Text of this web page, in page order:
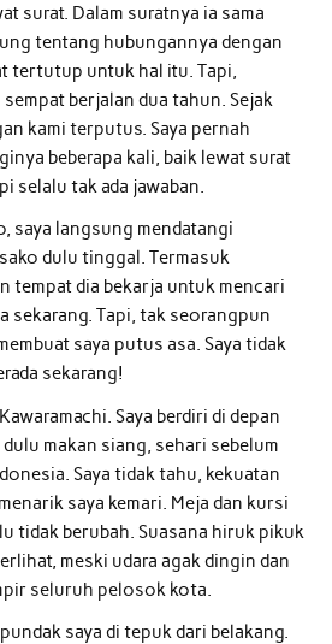
surat. Dalam suratnya ia sama
tentang hubungannya dengan
tertutup untuk hal itu. Tapi,
berjalan dua tahun. Sejak
kami terputus. Saya pernah
beberapa kali, baik lewat surat
selalu tak ada jawaban.
saya langsung mendatangi
dulu tinggal. Termasuk
tempat dia bekarja untuk mencari
sekarang. Tapi, tak seorangpun
saya putus asa. Saya tidak
sekarang!
Saya berdiri di depan
makan siang, sehari sebelum
Saya tidak tahu, kekuatan
saya kemari. Meja dan kursi
tidak berubah. Suasana hiruk pikuk
meski udara agak dingin dan
seluruh pelosok kota.
saya di tepuk dari belakang.